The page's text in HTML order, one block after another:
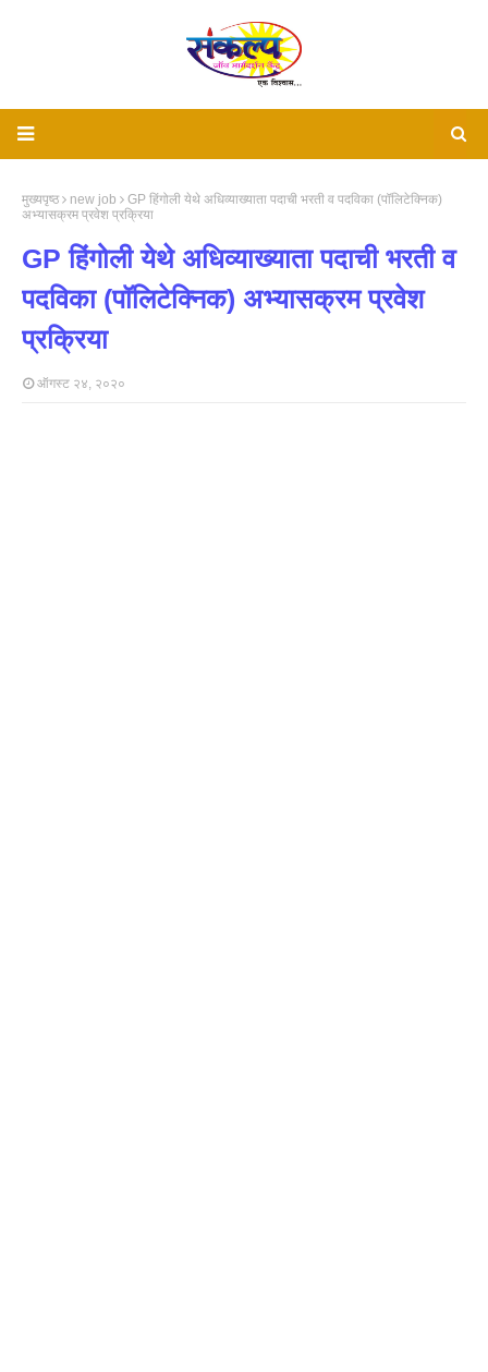
मुख्यपृष्ठ new job
GP हिंगोली येथे अधिव्याख्याता पदाची भरती व पदविका (पॉलिटेक्निक)
अभ्यासक्रम प्रवेश प्रक्रिया
GP हिंगोली येथे अधिव्याख्याता पदाची भरती व
पदविका (पॉलिटेक्निक) अभ्यासक्रम प्रवेश
प्रक्रिया
ऑगस्ट २४, २०२०